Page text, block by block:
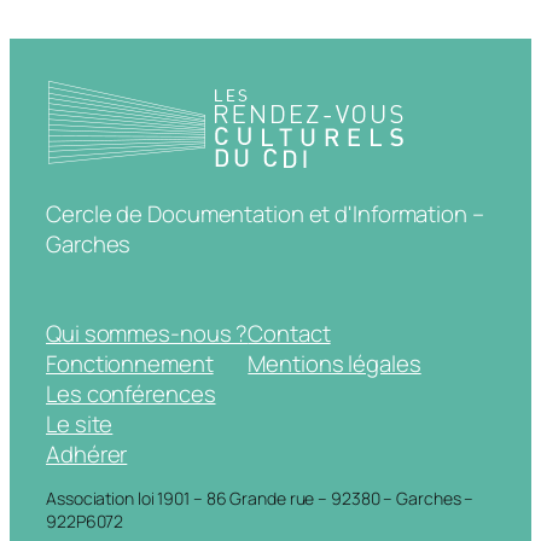
Cercle de Documentation et d'Information –
Garches
Qui sommes-nous ?
Fonctionnement
Les conférences
Le site
Adhérer
Contact
Mentions légales
Association loi 1901 – 86 Grande rue – 92380 – Garches –
922P6072